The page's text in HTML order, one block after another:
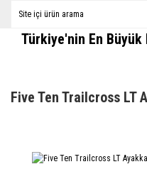
Türkiye'nin En Büyük
Five Ten Trailcross LT